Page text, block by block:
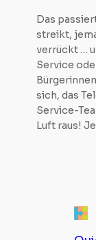
Das
streikt,
verrückt …
Service
sich, das
Service-
Luft raus!